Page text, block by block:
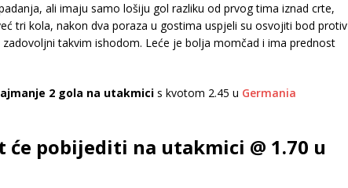
ali imaju samo lošiju gol razliku od prvog tima iznad crte,
tri kola, nakon dva poraza u gostima uspjeli su osvojiti bod protiv
takvim ishodom. Leće je bolja momčad i ima prednost
2 gola na utakmici s kvotom 2.45 u Germania
će pobijediti na utakmici @ 1.70 u